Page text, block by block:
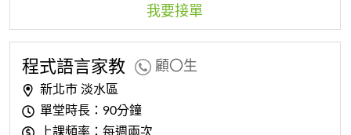
我要接單
程式語言家教 顧〇生
新北市 淡水區
單堂時長：90分鐘
上課頻率：每週兩次